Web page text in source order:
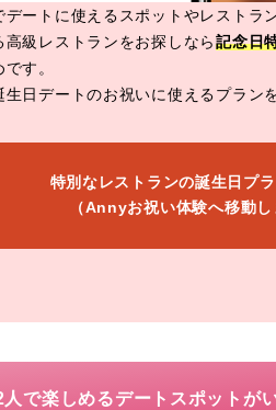
デートに使えるスポットやレストラ
高級レストランをお探しなら記念日
す。
日デートのお祝いに使えるプラン
特別なレストランの誕生日プ
（Annyお祝い体験へ移動し
で楽しめるデートスポットが